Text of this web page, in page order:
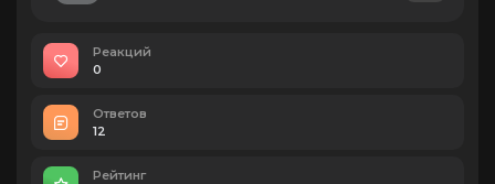
Реакций
0
Ответов
12
Рейтинг